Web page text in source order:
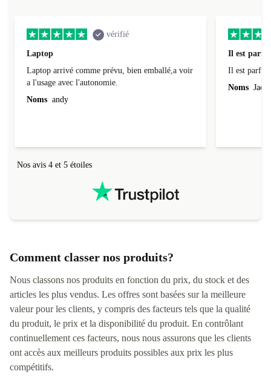
vérifié
Laptop
Laptop arrivé comme prévu, bien emballé,a voir
a l'usage avec l'autonomie.
Noms andy
Il est
Il est parfait
Noms
Nos avis 4 et 5 étoiles
Comment classer nos produits?
Nous classons nos produits en fonction du prix, du stock et des
articles les plus vendus. Les offres sont basées sur la meilleure
valeur pour les clients, y compris des facteurs tels que la qualité
du produit, le prix et la disponibilité du produit. En contrôlant
continuellement ces facteurs, nous nous assurons que les clients
ont accès aux meilleurs produits possibles aux prix les plus
compétitifs.